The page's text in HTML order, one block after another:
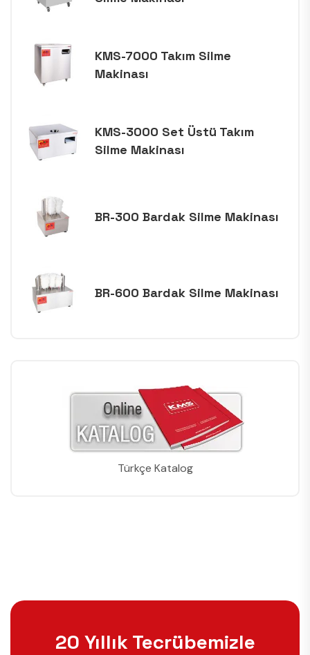
KMS-7000 Takım Silme
Makinası
KMS-3000 Set Üstü Takım
Silme Makinası
BR-300 Bardak Silme Makinası
BR-600 Bardak Silme Makinası
Türkçe Katalog
20 Yıllık Tecrübemizle